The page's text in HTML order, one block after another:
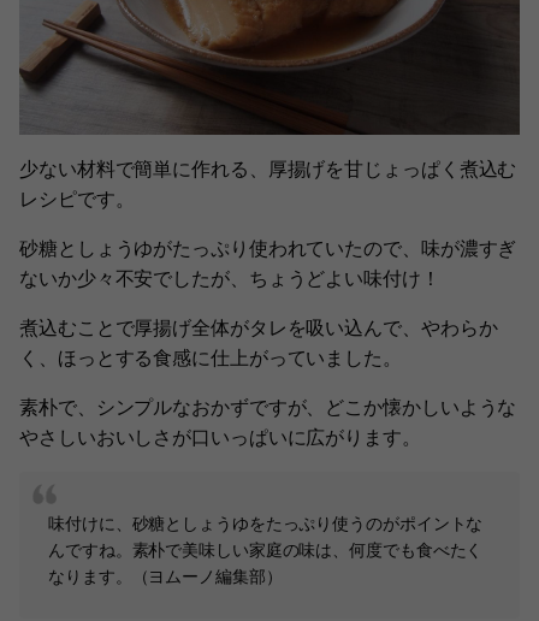
少ない材料で簡単に作れる、厚揚げを甘じょっぱく煮込む
レシピです。
砂糖としょうゆがたっぷり使われていたので、味が濃すぎ
ないか少々不安でしたが、ちょうどよい味付け！
煮込むことで厚揚げ全体がタレを吸い込んで、やわらか
く、ほっとする食感に仕上がっていました。
素朴で、シンプルなおかずですが、どこか懐かしいような
やさしいおいしさが口いっぱいに広がります。
味付けに、砂糖としょうゆをたっぷり使うのがポイントな
んですね。素朴で美味しい家庭の味は、何度でも食べたく
なります。（ヨムーノ編集部）